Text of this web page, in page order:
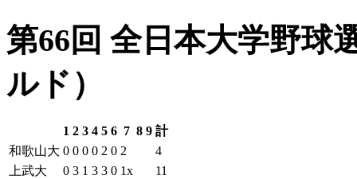
第66回 全日本大学野球
ルド）
1 2 3 4 5 6 7 8 9 計
和歌山大 0 0 0 0 2 0 2
4
上武大
0 3 1 3 3 0 1x 11